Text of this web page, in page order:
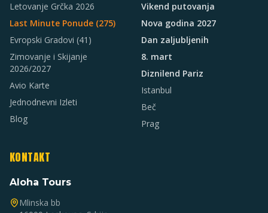
Letovanje Grčka 2026
Last Minute Ponude (275)
Evropski Gradovi (41)
Zimovanje i Skijanje
2026/2027
Avio Karte
Jednodnevni Izleti
Blog
Vikend putovanja
Nova godina 2027
Dan zaljubljenih
8. mart
Diznilend Pariz
Istanbul
Beč
Prag
KONTAKT
Aloha Tours
Mlinska bb